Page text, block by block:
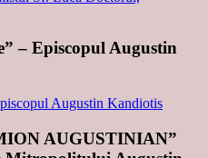
– Episcopul Augustin
AUGUSTINIAN”